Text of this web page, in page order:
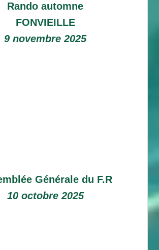
Rando automne
FONVIEILLE
9 novembre 2025
Générale du F.R
10 octobre 2025